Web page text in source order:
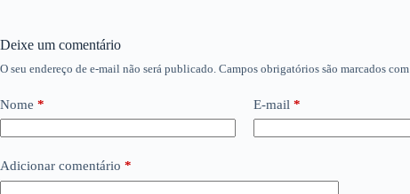
Deixe um comentário
O seu endereço de e-mail não será publicado. Campos obrigatórios são marcados com
Nome * E-mail *
Adicionar comentário *